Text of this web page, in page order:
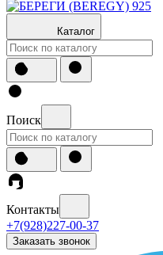
Каталог
Поиск
Контакты
+7(928)227-00-37
Заказать звонок